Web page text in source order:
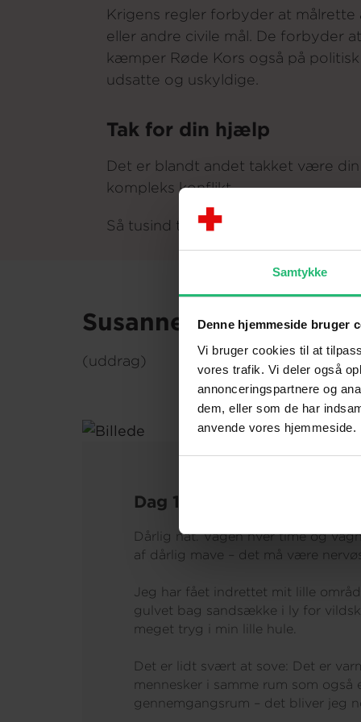
Samtykke
Denne hjemmeside bruger
Vi bruger cookies til at
vores trafik. Vi deler også
annonceringspartnere og
dem, eller som de har
anvende vores hjemmeside.
Krigens regler forbyder at
eller andre civile mål. De forbyder
kæmper Røde Kors også på
udsatte og uskyldige.
Tak for din hjælp
Det er blandt andet takket være
kompleks konflikt.
Så tusind tak til dig på vegne af
Susannes Dagbog
(uddrag)
Dag 1-2 – Amman og Gaza:
Dårlig nat. Vågen hver time og
af dårlig mave – det må være
Jeg har fået indrettet mit lille
gulvet bag sandsække i ly for
meget tryg i min lille hule.
Det er lidt svært at sove: Det er
mennesker i samme rum som også
gennemgangsrum – det bliver jeg